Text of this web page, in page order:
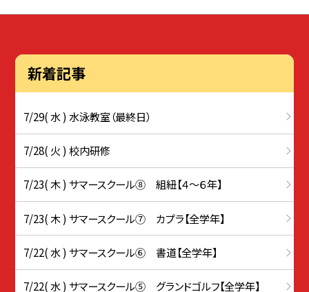
新着記事
7/29( 水 ) 水泳教室（最終日）
7/28( 火 ) 校内研修
7/23( 木 ) サマースクール⑧ 組紐【４～６年】
7/23( 木 ) サマースクール⑦ カプラ【全学年】
7/22( 水 ) サマースクール⑥ 書道【全学年】
7/22( 水 ) サマースクール⑤ グランドゴルフ【全学年】